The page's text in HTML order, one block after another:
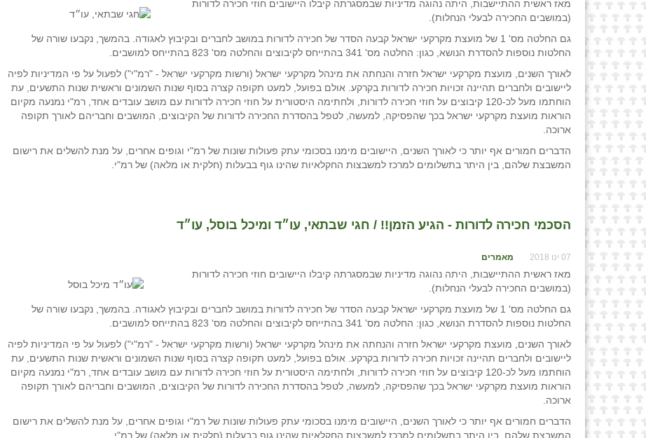
מאז ראשית ההתיישבות, היתה נהוגה מדיניות שבמסגרתה קיבלו היישובים חוזי חכירה לדורות
(במושבים החכירה לבעלי הנחלות).
גם החלטה מס' 1 של מועצת מקרקעי ישראל קבעה הסדר של חכירה לדורות במושב לחברים ובקיבוץ לאגודה. בהמשך, נקבעו שורה של
החלטות נוספות להסדרת הנושא, כגון: החלטה מס' 341 בהתייחס לקיבוצים והחלטה מס' 823 בהתייחס למושבים.
לאורך השנים, מועצת מקרקעי ישראל חזרה והנחתה את מינהל מקרקעי ישראל (ורשות מקרקעי ישראל - "רמ"י") לפעול על פי המדיניות לפיה
ליישובים ולחברים תהיינה זכויות חכירה לדורות בקרקע. אולם בפועל, למעט תקופה קצרה בסוף שנות השמונים וראשית שנות התשעים, עת
הוחתמו מעל לכ-120 קיבוצים על חוזי חכירה לדורות, ולחתימה היסטורית על חוזי חכירה לדורות עם מושב עובדים אחד, רמ"י נמנעה מקיום
הוראות מועצת מקרקעי ישראל בכך שהפסיקה, למעשה, לטפל בהסדרת החכירה לדורות של הקיבוצים, המושבים וחבריהם לאורך תקופה
ארוכה.
הדברים חמורים אף יותר כי לאורך השנים, היישובים מימנו בסכומי עתק פעולות שונות של רמ"י וגופים אחרים, על מנת להשלים את רישום
המשבצת שלהם, בין היתר בתשלומים למרכז למשבצות החקלאיות שהינו גוף בבעלות (חלקית או מלאה) של רמ"י.
הסכמי חכירה לדורות - הגיע הזמן!! / חגי שבתאי, עו״ד ומיכל בוסל, עו״ד
07 ינו 2018 מאמרים
מאז ראשית ההתיישבות, היתה נהוגה מדיניות שבמסגרתה קיבלו היישובים חוזי חכירה לדורות
(במושבים החכירה לבעלי הנחלות).
גם החלטה מס' 1 של מועצת מקרקעי ישראל קבעה הסדר של חכירה לדורות במושב לחברים ובקיבוץ לאגודה. בהמשך, נקבעו שורה של
החלטות נוספות להסדרת הנושא, כגון: החלטה מס' 341 בהתייחס לקיבוצים והחלטה מס' 823 בהתייחס למושבים.
לאורך השנים, מועצת מקרקעי ישראל חזרה והנחתה את מינהל מקרקעי ישראל (ורשות מקרקעי ישראל - "רמ"י") לפעול על פי המדיניות לפיה
ליישובים ולחברים תהיינה זכויות חכירה לדורות בקרקע. אולם בפועל, למעט תקופה קצרה בסוף שנות השמונים וראשית שנות התשעים, עת
הוחתמו מעל לכ-120 קיבוצים על חוזי חכירה לדורות, ולחתימה היסטורית על חוזי חכירה לדורות עם מושב עובדים אחד, רמ"י נמנעה מקיום
הוראות מועצת מקרקעי ישראל בכך שהפסיקה, למעשה, לטפל בהסדרת החכירה לדורות של הקיבוצים, המושבים וחבריהם לאורך תקופה
ארוכה.
הדברים חמורים אף יותר כי לאורך השנים, היישובים מימנו בסכומי עתק פעולות שונות של רמ"י וגופים אחרים, על מנת להשלים את רישום
המשבצת שלהם, בין היתר בתשלומים למרכז למשבצות החקלאיות שהינו גוף בבעלות (חלקית או מלאה) של רמ"י.